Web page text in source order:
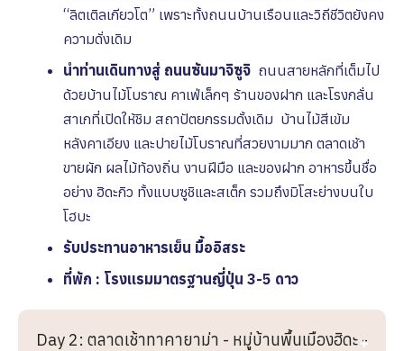
“ลิตเติลเกียวโต” เพราะทั้งถนนบ้านเรือนและวิถีชีวิตยังคง
ความดั่งเดิม
นำท่านเดินทางสู่ ถนนซันมาจิซูจิ ถนนสายหลักที่เต็มไป
ด้วยบ้านไม้โบราณ คาเฟ่เล็กๆ ร้านของฝาก และโรงกลั่น
สาเกที่เปิดให้ชิม สถาปัตยกรรมดั้งเดิม บ้านไม้สีเข้ม
หลังคาเอียง และปายไม้โบราณที่สวยงามมาก ตลาดเช้า
ขายผัก ผลไม้ท้องถิ่น งานฝีมือ และของฝาก อาหารขึ้นชื่อ
อย่าง ฮิดะกิว ทั้งแบบซูชิและสเต็ก รวมถึงมิโสะย่างบนใบ
โฮบะ
รับประทานอาหารเย็น มื้ออิสระ
ที่พัก : โรงเเรมมาตรฐานญี่ปุ่น 3-5 ดาว
Day 2: ตลาดเช้าทาคายาม่า - หมู่บ้านพื้นเมืองฮิดะ -